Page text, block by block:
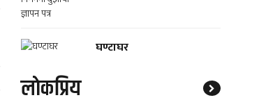
घण्टाघर
लाेकप्रिय